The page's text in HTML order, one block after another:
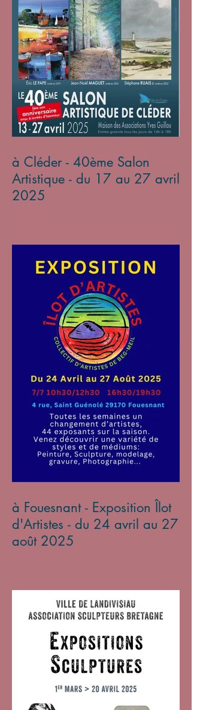
à Cléder - 40ème Salon
Artistique - du 17 au 27 avril
2025
à Fouesnant - Exposition Îlot
d'Artistes - du 24 avril au 27
août 2025